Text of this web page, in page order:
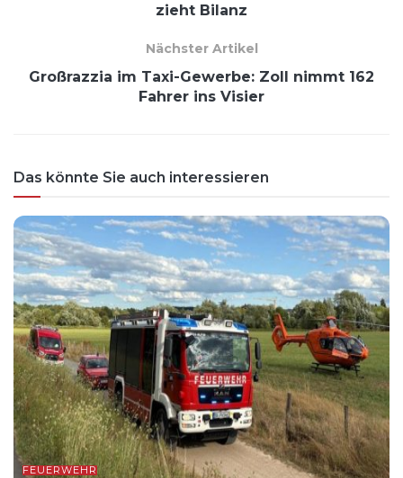
zieht Bilanz
Nächster Artikel
Großrazzia im Taxi-Gewerbe: Zoll nimmt 162
Fahrer ins Visier
Das könnte Sie auch interessieren
FEUERWEHR